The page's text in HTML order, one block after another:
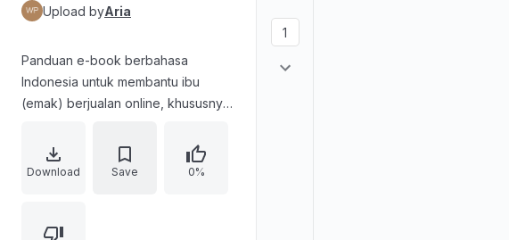
Upload byAria
Panduan e-book berbahasa
Indonesia untuk membantu ibu
(emak) berjualan online, khususnya
Materi menekankan bahwa
penjualan tidak hanya bergantung
penentuan target market yang tepat
Download Save 0%